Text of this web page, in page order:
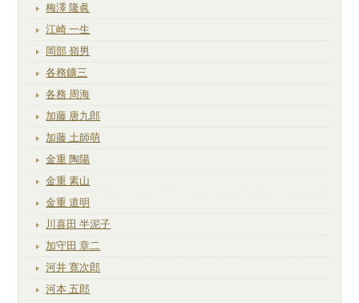
梅澤 隆眞
江崎 一生
岡部 嶺男
各務鑛三
各務 周海
加藤 唐九郎
加藤 土師萌
金重 陶陽
金重 素山
金重 道明
川喜田 半泥子
加守田 章二
河井 寛次郎
河本 五郎